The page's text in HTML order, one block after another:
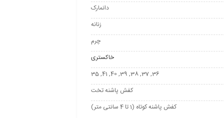
دانمارک
زنانه
چرم
خاکستری
36, 37, 38, 39, 40, 41, 35
کفش پاشنه تخت
کفش پاشنه کوتاه (1 تا 4 سانتی متر)